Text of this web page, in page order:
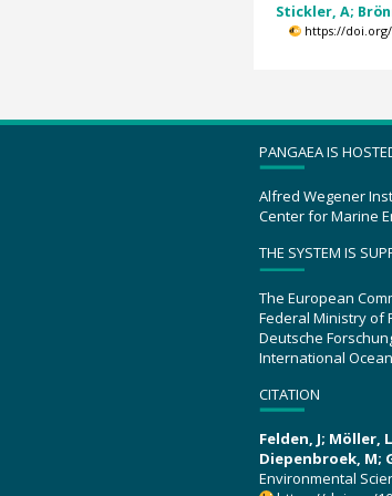
Stickler, A;
https://doi.org/
PANGAEA IS
Alfred Wegener
Center for Marine
THE SYSTEM IS
The European
Federal Ministry of
Deutsche
International
CITATION
Felden, J; Möller,
Diepenbroek, M;
Environmental